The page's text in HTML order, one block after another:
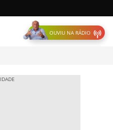
OUVIU NA RÁDIO